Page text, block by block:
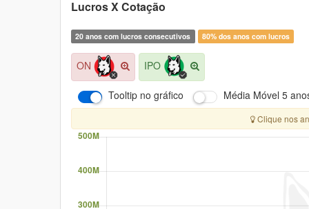
Lucros X Cotação
20 anos com lucros consecutivos 80% dos anos com lucros
ON IPO
Tooltip no gráfico Média Móvel 5
Clique nos